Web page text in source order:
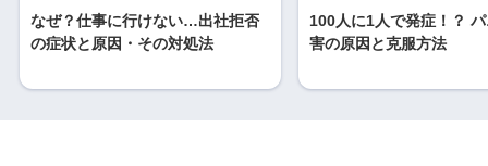
なぜ？仕事に行けない…出社拒否
の症状と原因・その対処法
100人に1人で発症！？
害の原因と克服方法